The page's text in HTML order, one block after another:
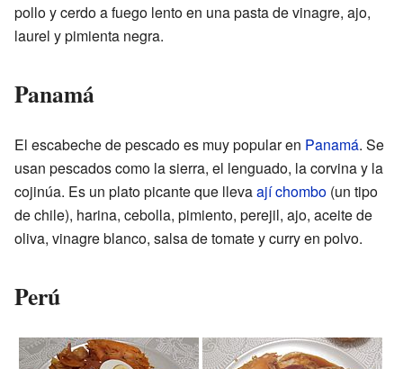
pollo y cerdo a fuego lento en una pasta de vinagre, ajo,
laurel y pimienta negra.
Panamá
El escabeche de pescado es muy popular en Panamá. Se
usan pescados como la sierra, el lenguado, la corvina y la
cojinúa. Es un plato picante que llevaají chombo (un tipo
de chile), harina, cebolla, pimiento, perejil, ajo, aceite de
oliva, vinagre blanco, salsa de tomate y curry en polvo.
Perú